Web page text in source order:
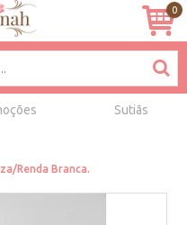
0
Sutiãs
Renda Branca.